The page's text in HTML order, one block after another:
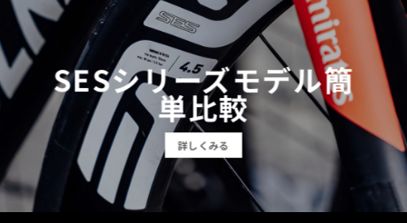
SESシリーズモデル簡
単比較
詳しくみる